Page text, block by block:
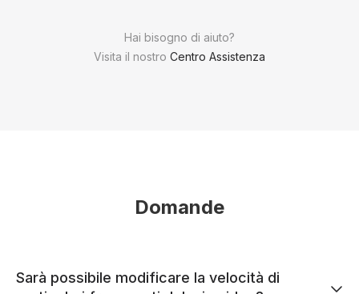
Hai bisogno di aiuto?
Visita il nostro Centro Assistenza
Domande
Sarà possibile modificare la velocità di